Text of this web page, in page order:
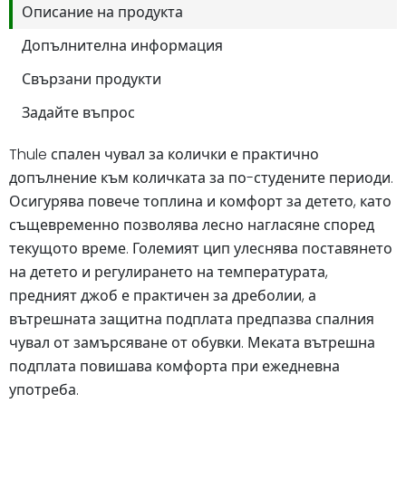
Описание на продукта
Допълнителна информация
Свързани продукти
Задайте въпрос
Thule спален чувал за колички е практично
допълнение към количката за по-студените периоди.
Осигурява повече топлина и комфорт за детето, като
същевременно позволява лесно нагласяне според
текущото време. Големият цип улеснява поставянето
на детето и регулирането на температурата,
предният джоб е практичен за дреболии, а
вътрешната защитна подплата предпазва спалния
чувал от замърсяване от обувки. Меката вътрешна
подплата повишава комфорта при ежедневна
употреба.